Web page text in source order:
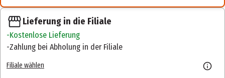
Lieferung in die Filiale
Kostenlose Lieferung
Zahlung bei Abholung in der Filiale
Filiale wählen